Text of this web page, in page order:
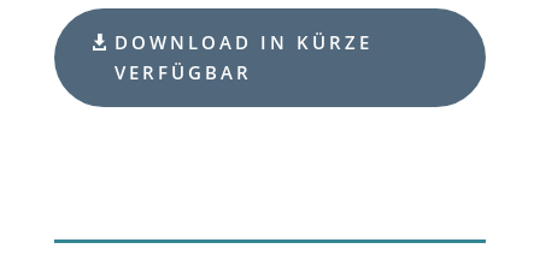
DOWNLOAD IN KÜRZE
VERFÜGBAR